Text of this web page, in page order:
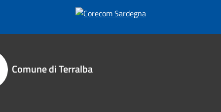
Comune di Terralba